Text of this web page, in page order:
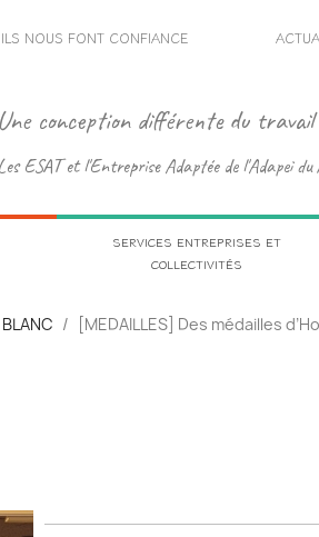
ILS NOUS FONT CONFIANCE
Une conception différente du travail
Les ESAT et l'Entreprise Adaptée de l'Adapei
SERVICES ENTREPRISES ET
COLLECTIVITÉS
[MEDAILLES] Des médailles